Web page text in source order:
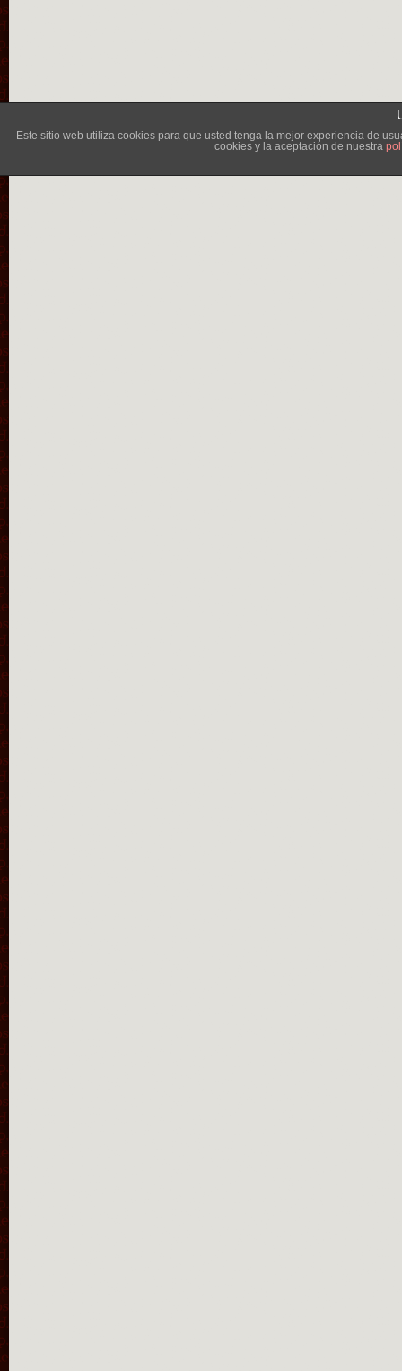
Este sitio web utiliza cookies para que usted tenga la mejor experiencia de
cookies y la aceptación de nuestra